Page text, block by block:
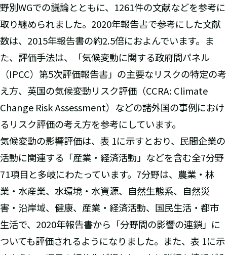
野別WGでの議論とともに、1261件の文献などを参考に
取り纏められました。2020年報告書で参考にした文献
数は、2015年報告書の約2.5倍におよんでいます。ま
た、評価手法は、「気候変動に関する政府間パネル
（IPCC）第5次評価報告書」の主要なリスクの特定の考
え方、英国の気候変動リスク評価（CCRA: Climate
Change Risk Assessment）などの諸外国の事例におけ
るリスク評価の考え方を参考にしています。
気候変動の影響評価は、表 1に示すとおり、民間企業の
活動に関連する「産業・経済活動」などを含む全7分野
71項目と多岐にわたっています。7分野は、農業・林
業・水産業、水環境・水資源、自然生態系、自然災
害・沿岸域、健康、産業・経済活動、国民生活・都市
生活で、2020年報告書から「分野間の影響の連鎖」に
ついても評価されるようになりました。また、表 1に示